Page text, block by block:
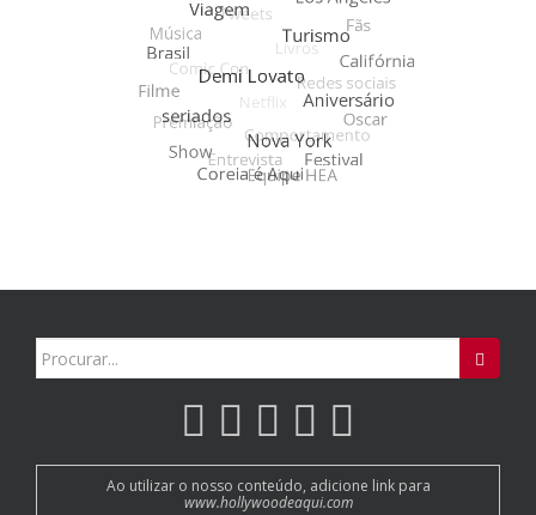
for:
Ao utilizar o nosso conteúdo, adicione link para
www.hollywoodeaqui.com